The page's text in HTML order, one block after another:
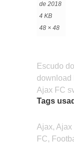
de 2018
4 KB
48 × 48
Escudo
download
Ajax FC
Tags
Ajax, Ajax
FC,